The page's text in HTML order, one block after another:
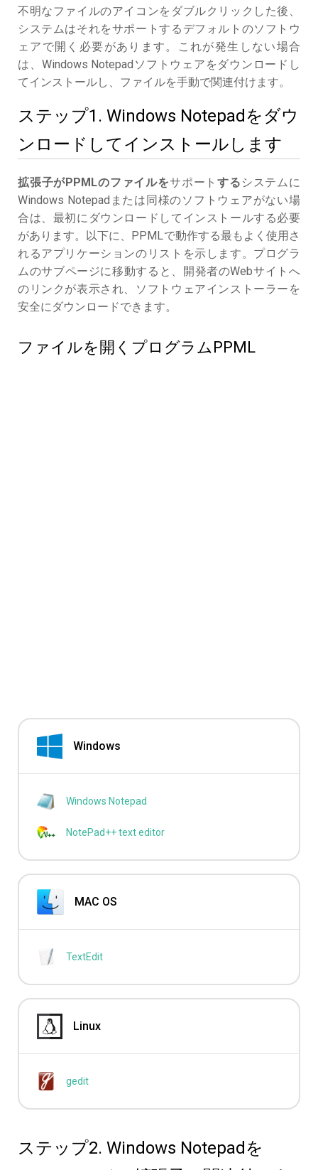
不明なファイルのアイコンをダブルクリックした後、
システムはそれをサポートするデフォルトのソフトウ
ェアで開く必要があります。これが発生しない場合
は、Windows Notepadソフトウェアをダウンロードし
てインストールし、ファイルを手動で関連付けます。
ステップ1. Windows Notepadをダウ
ンロードしてインストールします
拡張子がPPMLのファイルをサポートする システムに
Windows Notepadまたは同様のソフトウェアがない場
合は、最初にダウンロードしてインストールする必要
があります。以下に、PPMLで動作する最もよく使用さ
れるアプリケーションのリストを示します。プログラ
ムのサブページに移動すると、開発者のWebサイトへ
のリンクが表示され、ソフトウェアインストーラーを
安全にダウンロードできます。
ファイルを開くプログラムPPML
Windows
Windows Notepad
NotePad++ text editor
MAC OS
TextEdit
Linux
gedit
ステップ2. Windows Notepadを